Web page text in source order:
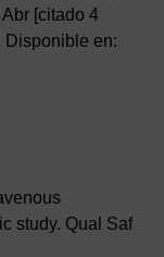
[citado 4
Disponible en:
study. Qual Saf